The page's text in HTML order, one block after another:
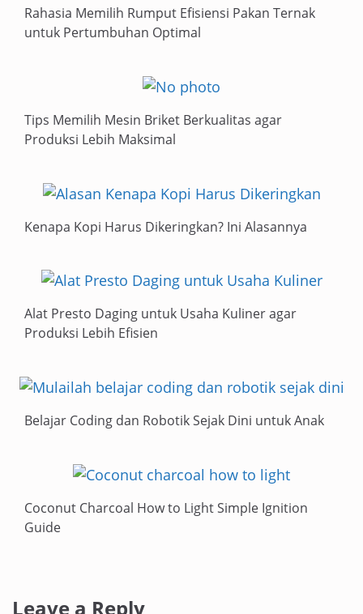
Rahasia Memilih Rumput Efisiensi Pakan Ternak
untuk Pertumbuhan Optimal
Tips Memilih Mesin Briket Berkualitas agar
Produksi Lebih Maksimal
Kenapa Kopi Harus Dikeringkan? Ini Alasannya
Alat Presto Daging untuk Usaha Kuliner agar
Produksi Lebih Efisien
Belajar Coding dan Robotik Sejak Dini untuk Anak
Coconut Charcoal How to Light Simple Ignition
Guide
Leave a Reply